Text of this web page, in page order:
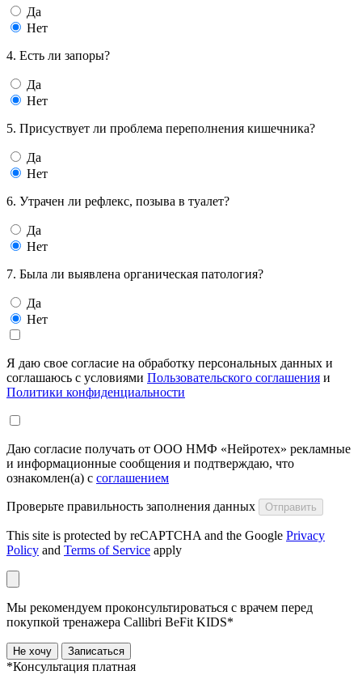
Да
Нет
4. Есть ли запоры?
Да
Нет
5. Присуствует ли проблема переполнения кишечника?
Да
Нет
6. Утрачен ли рефлекс, позыва в туалет?
Да
Нет
7. Была ли выявлена органическая патология?
Да
Нет
Я даю свое согласие на обработку персональных данных и
соглашаюсь с условиями Пользовательского соглашения и
Политики конфиденциальности
Даю согласие получать от ООО НМФ «Нейротех» рекламные
и информационные сообщения и подтверждаю, что
ознакомлен(а) с соглашением
Проверьте правильность заполнения данных Отправить
This site is protected by reCAPTCHA and the Google Privacy
Policy and Terms of Service apply
Мы рекомендуем проконсультироваться с врачем перед
покупкой тренажера Callibri BeFit KIDS*
Не хочу Записаться
*Консультация платная